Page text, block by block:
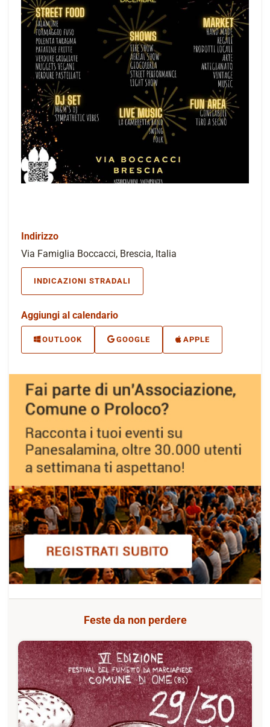
Indirizzo
Via Famiglia Boccacci, Brescia, Italia
INDICAZIONI STRADALI
Aggiungi al calendario
OUTLOOK GOOGLE APPLE
Feste da non perdere